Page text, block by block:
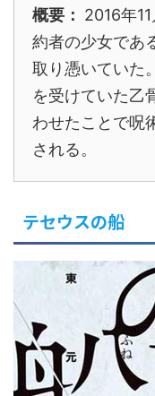
概要： 2016年
約者の少女であ
取り憑いていた
を受けていた乙
わせたことで呪
される。
テセウスの船